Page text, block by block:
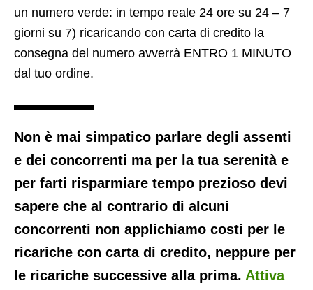
un numero verde: in tempo reale 24 ore su 24 – 7
giorni su 7) ricaricando con carta di credito la
consegna del numero avverrà ENTRO 1 MINUTO
dal tuo ordine.
Non è mai simpatico parlare degli assenti
e dei concorrenti ma per la tua serenità e
per farti risparmiare tempo prezioso devi
sapere che al contrario di alcuni
concorrenti non applichiamo costi per le
ricariche con carta di credito, neppure per
le ricariche successive alla prima. Attiva